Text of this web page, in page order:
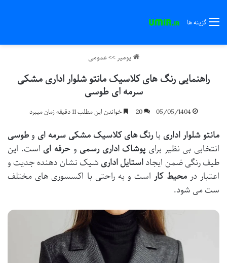
گزینه ها
یومیر>>عمومی
راهنمایی رنگ های کلاسیک مانتو شلوار اداری مشکی
سرمه ای طوسی
05/05/1404
20 خواندن این مطلب 11 دقیقه زمان میبرد
مانتو شلوار اداری بارنگ های کلاسیکمشکی سرمه ای و طوسی
انتخابی بی نظیر برای پوشاک اداری رسمی وحرفه ای است. این
طیف رنگی ضمن ایجاداستایل اداری شیک نشان دهنده جدیت و
اعتبار درمحیط کار است و به راحتی با اکسسوری های مختلف
ست می شود.